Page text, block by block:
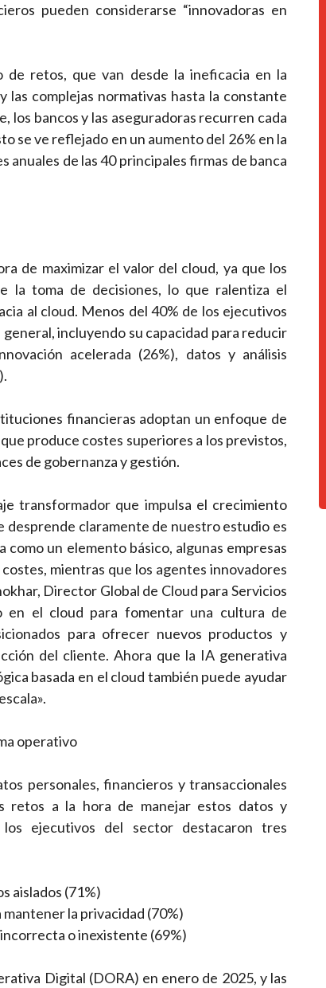
pueden considerarse “innovadoras en
retos, que van desde la ineficacia en la
complejas normativas hasta la constante
los bancos y las aseguradoras recurren cada
se ve reflejado en un aumento del 26% en la
de las 40 principales firmas de banca
de maximizar el valor del cloud, ya que los
la toma de decisiones, lo que ralentiza el
al cloud. Menos del 40% de los ejecutivos
incluyendo su capacidad para reducir
acelerada (26%), datos y análisis
financieras adoptan un enfoque de
produce costes superiores a los previstos,
de gobernanza y gestión.
transformador que impulsa el crecimiento
desprende claramente de nuestro estudio es
un elemento básico, algunas empresas
mientras que los agentes innovadores
Director Global de Cloud para Servicios
en el cloud para fomentar una cultura de
para ofrecer nuevos productos y
del cliente. Ahora que la IA generativa
basada en el cloud también puede ayudar
operativo
personales, financieros y transaccionales
retos a la hora de manejar estos datos y
ejecutivos del sector destacaron tres
aislados (71%)
la privacidad (70%)
o inexistente (69%)
Digital (DORA) en enero de 2025, y las